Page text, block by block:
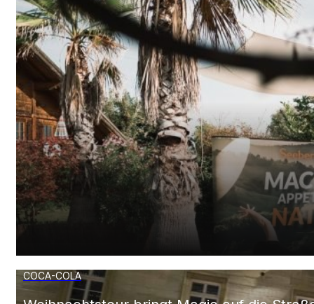
SEEBERGER
GeNuss-Morgen als Social-Media-